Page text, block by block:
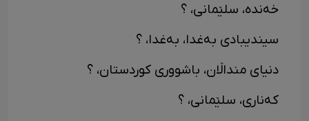
خەندە، سلێمانی، ؟
سیندیبادی بەغدا، بەغدا، ؟
دنیای منداڵان، باشووری کوردستان، ؟
کەناری، سلێمانی، ؟